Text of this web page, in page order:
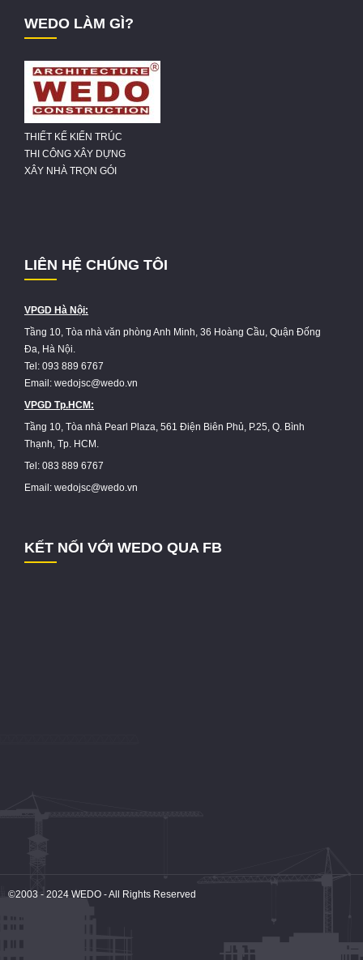
WEDO LÀM GÌ?
THIẾT KẾ KIẾN TRÚC
THI CÔNG XÂY DỰNG
XÂY NHÀ TRỌN GÓI
LIÊN HỆ CHÚNG TÔI
VPGD Hà Nội:
Tầng 10, Tòa nhà văn phòng Anh Minh, 36 Hoàng Cầu, Quận Đống
Đa, Hà Nội.
Tel: 093 889 6767
Email: wedojsc@wedo.vn
VPGD Tp.HCM:
Tầng 10, Tòa nhà Pearl Plaza, 561 Điện Biên Phủ, P.25, Q. Bình
Thạnh, Tp. HCM.
Tel: 083 889 6767
Email: wedojsc@wedo.vn
KẾT NỐI VỚI WEDO QUA FB
©2003 - 2024 WEDO - All Rights Reserved